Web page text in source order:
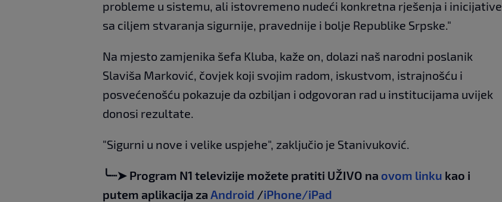
probleme u sistemu, ali istovremeno nudeći konkretna rješenja i inicijative
sa ciljem stvaranja sigurnije, pravednije i bolje Republike Srpske."
Na mjesto zamjenika šefa Kluba, kaže on, dolazi naš narodni poslanik
Slaviša Marković, čovjek koji svojim radom, iskustvom, istrajnošću i
posvećenošću pokazuje da ozbiljan i odgovoran rad u institucijama uvijek
donosi rezultate.
"Sigurni u nove i velike uspjehe", zaključio je Stanivuković.
╰┈➤ Program N1 televizije možete pratiti UŽIVO na ovom linku kao i
putem aplikacija za Android /iPhone/iPad